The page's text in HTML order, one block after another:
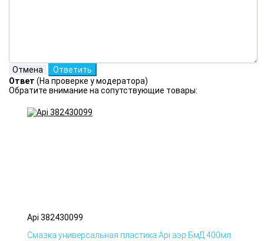
Ответ (На проверке у модератора)
Обратите внимание на сопутствующие товары:
Api 382430099
Смазка универсальная пластика Api аэр БмД 400мл